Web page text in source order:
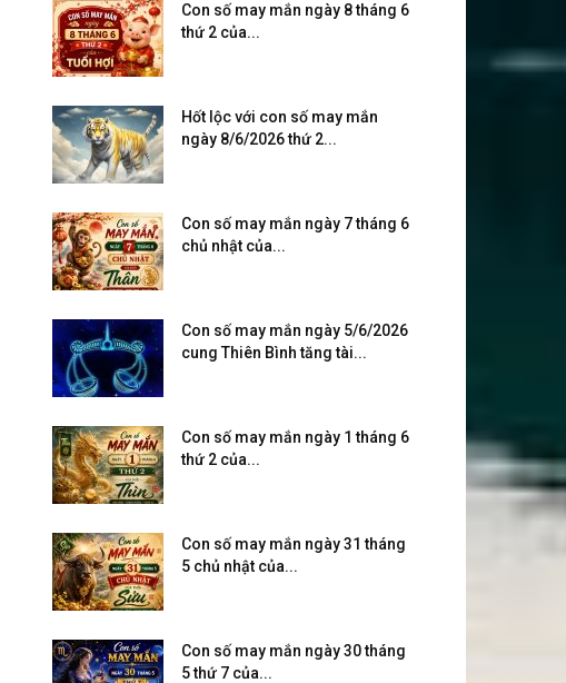
Con số may mắn ngày 8 tháng 6
thứ 2 của...
Hốt lộc với con số may mắn
ngày 8/6/2026 thứ 2...
Con số may mắn ngày 7 tháng 6
chủ nhật của...
Con số may mắn ngày 5/6/2026
cung Thiên Bình tăng tài...
Con số may mắn ngày 1 tháng 6
thứ 2 của...
Con số may mắn ngày 31 tháng
5 chủ nhật của...
Con số may mắn ngày 30 tháng
5 thứ 7 của...